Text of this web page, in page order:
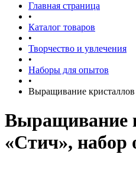
Главная страница
•
Каталог товаров
•
Творчество и увлечения
•
Наборы для опытов
•
Выращивание
Выращивание
«Стич», набор